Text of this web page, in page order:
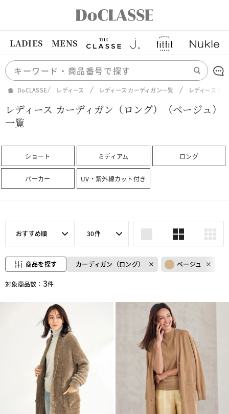
LADIES MENS
DoCLASSE レディース レディース カーディガン一覧 レディース カ
レディース カーディガン（ロング）（ベージュ）
一覧
ショート ミディアム ロング
パーカー UV・紫外線カット付き
おすすめ順 30件
商品を探す カーディガン（ロング） ベージュ
対象商品数： 3件